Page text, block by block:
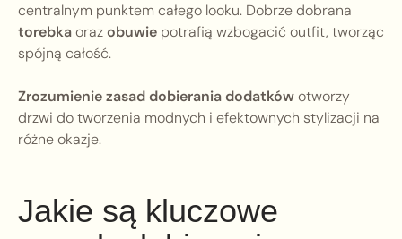
centralnym punktem całego looku. Dobrze dobrana
torebkaorazobuwie potrafią wzbogacić outfit, tworząc
spójną całość.
Zrozumienie zasad dobierania dodatkówotworzy
drzwi do tworzenia modnych i efektownych stylizacji na
różne okazje.
Jakie są kluczowe